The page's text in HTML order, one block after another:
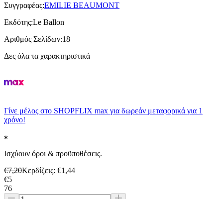
Συγγραφέας:EMILIE BEAUMONT
Εκδότης:Le Ballon
Αριθμός Σελίδων:18
Δες όλα τα χαρακτηριστικά
Γίνε μέλος στο SHOPFLIX max για δωρεάν μεταφορικά για 1
χρόνο!
Ισχύουν όροι & προϋποθέσεις.
€7,20Κερδίζεις: €1,44
€5
76